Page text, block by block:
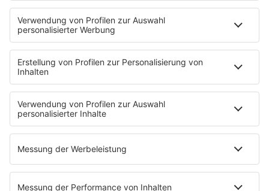
freigeschaltet)
HOME
INFOS
Kontakt
Newsletter
Jobs & Praktika
Pressekontakt
Pressemeldungen